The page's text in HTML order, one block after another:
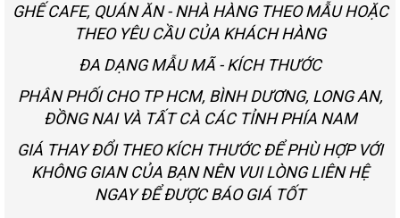
GHẾ CAFE, QUÁN ĂN - NHÀ HÀNG THEO MẪU HOẶC
THEO YÊU CẦU CỦA KHÁCH HÀNG
ĐA DẠNG MẪU MÃ - KÍCH THƯỚC
PHÂN PHỐI CHO TP HCM, BÌNH DƯƠNG, LONG AN,
ĐỒNG NAI VÀ TẤT CÀ CÁC TỈNH PHÍA NAM
GIÁ THAY ĐỔI THEO KÍCH THƯỚC ĐỂ PHÙ HỢP VỚI
KHÔNG GIAN CỦA BẠN NÊN VUI LÒNG LIÊN HỆ
NGAY ĐỂ ĐƯỢC BÁO GIÁ TỐT